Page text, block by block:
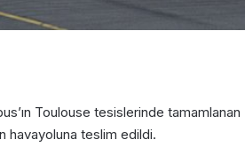
Toulouse tesislerinde
havayoluna teslim edildi.